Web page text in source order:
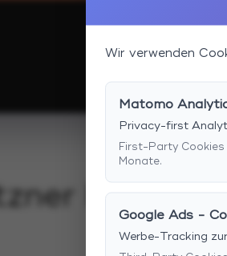
Wir verwenden
Matomo
Privacy-first
First-Party
Monate.
Google Ads -
Werbe-Tracking